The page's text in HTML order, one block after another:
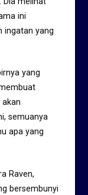
ini
ingatan yang
yang
akan
semuanya
apa yang
Raven,
bersembunyi